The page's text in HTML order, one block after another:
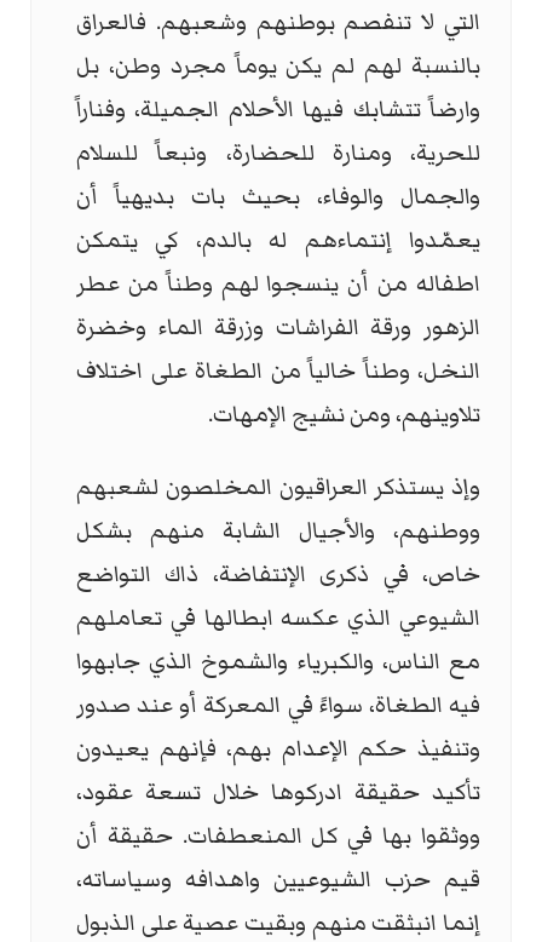
التي لا تنفصم بوطنهم وشعبهم. فالعراق
بالنسبة لهم لم يكن يوماً مجرد وطن، بل
وارضاً تتشابك فيها الأحلام الجميلة، وفناراً
للحرية، ومنارة للحضارة، ونبعاً للسلام
والجمال والوفاء، بحيث بات بديهياً أن
يعمّدوا إنتماءهم له بالدم، كي يتمكن
اطفاله من أن ينسجوا لهم وطناً من عطر
الزهور ورقة الفراشات وزرقة الماء وخضرة
النخل، وطناً خالياً من الطغاة على اختلاف
تلاوينهم، ومن نشيج الإمهات.
وإذ يستذكر العراقيون المخلصون لشعبهم
ووطنهم، والأجيال الشابة منهم بشكل
خاص، في ذكرى الإنتفاضة، ذاك التواضع
الشيوعي الذي عكسه ابطالها في تعاملهم
مع الناس، والكبرياء والشموخ الذي جابهوا
فيه الطغاة، سواءً في المعركة أو عند صدور
وتنفيذ حكم الإعدام بهم، فإنهم يعيدون
تأكيد حقيقة ادركوها خلال تسعة عقود،
ووثقوا بها في كل المنعطفات. حقيقة أن
قيم حزب الشيوعيين واهدافه وسياساته،
إنما انبثقت منهم وبقيت عصية على الذبول